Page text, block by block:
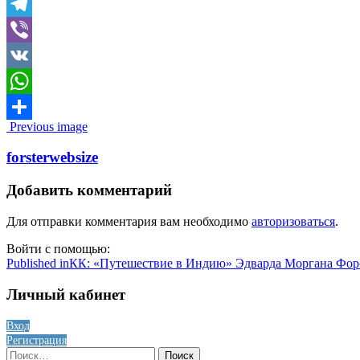
Skype
Telegram
Viber
VK
WhatsApp
Отправить
Image
navigation
Previous image
forsterwebsize
Добавить комментарий
Для отправки комментария вам необходимо авторизоваться.
Войти с помощью:
Навигация
по
Published inКК: «Путешествие в Индию» Эдварда Моргана
Личный кабинет
Вход
Регистрация
Найти: